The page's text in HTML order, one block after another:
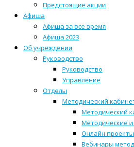
Предстоящие акции
Афиша
Афиша за все время
Афиша 2023
Об учреждении
Руководство
Руководство
Управление
Отделы
Методический
Методический
Методические
Онлайн проекты
Вебинары